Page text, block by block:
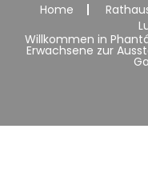
Home
Willkommen in
Erwachsene zur